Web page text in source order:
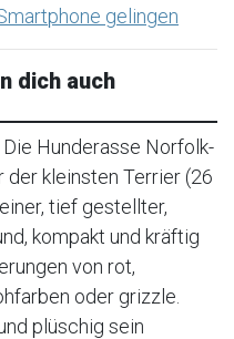
gelingen
dich auch
Die Hunderasse Norfolk-
der kleinsten Terrier (26
tief gestellter,
kompakt und kräftig
von rot,
oder grizzle.
plüschig sein